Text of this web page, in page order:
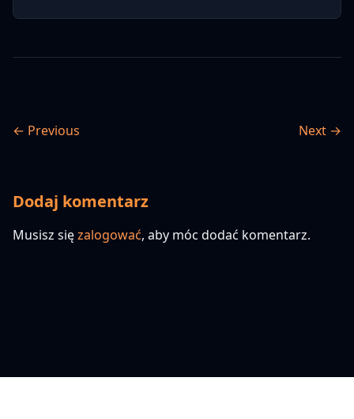
← Previous Next →
Dodaj komentarz
Musisz sięzalogować, aby móc dodać komentarz.